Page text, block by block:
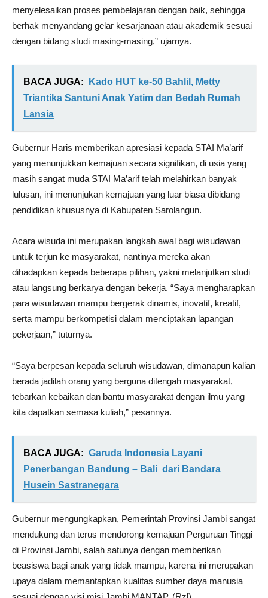
menyelesaikan proses pembelajaran dengan baik, sehingga
berhak menyandang gelar kesarjanaan atau akademik sesuai
dengan bidang studi masing-masing,” ujarnya.
BACA JUGA:
Kado HUT ke-50 Bahlil, Metty
Triantika Santuni Anak Yatim dan Bedah Rumah
Lansia
Gubernur Haris memberikan apresiasi kepada STAI Ma’arif
yang menunjukkan kemajuan secara signifikan, di usia yang
masih sangat muda STAI Ma’arif telah melahirkan banyak
lulusan, ini menunjukan kemajuan yang luar biasa dibidang
pendidikan khususnya di Kabupaten Sarolangun.
Acara wisuda ini merupakan langkah awal bagi wisudawan
untuk terjun ke masyarakat, nantinya mereka akan
dihadapkan kepada beberapa pilihan, yakni melanjutkan studi
atau langsung berkarya dengan bekerja. “Saya mengharapkan
para wisudawan mampu bergerak dinamis, inovatif, kreatif,
serta mampu berkompetisi dalam menciptakan lapangan
pekerjaan,” tuturnya.
“Saya berpesan kepada seluruh wisudawan, dimanapun kalian
berada jadilah orang yang berguna ditengah masyarakat,
tebarkan kebaikan dan bantu masyarakat dengan ilmu yang
kita dapatkan semasa kuliah,” pesannya.
BACA JUGA: Garuda Indonesia Layani
Penerbangan Bandung – Bali dari Bandara
Husein Sastranegara
Gubernur mengungkapkan, Pemerintah Provinsi Jambi sangat
mendukung dan terus mendorong kemajuan Perguruan Tinggi
di Provinsi Jambi, salah satunya dengan memberikan
beasiswa bagi anak yang tidak mampu, karena ini merupakan
upaya dalam memantapkan kualitas sumber daya manusia